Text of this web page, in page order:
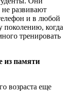
развивают
и в любой
поколению, когда
тренировать
из памяти
возраста еще